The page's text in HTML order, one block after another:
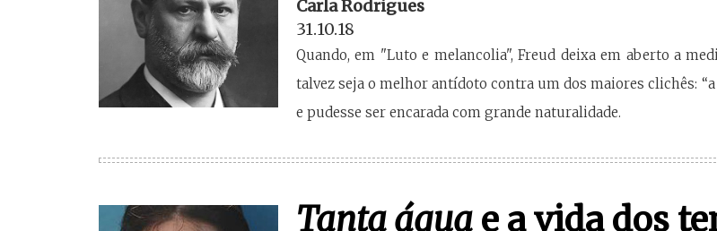
Carla Rodrigues
31.10.18
Quando, em "Luto e melancolia", Freud deixa em aberto a
talvez seja o melhor antídoto contra um dos maiores clichês:
e pudesse ser encarada com grande naturalidade.
Tanta água e a vida dos